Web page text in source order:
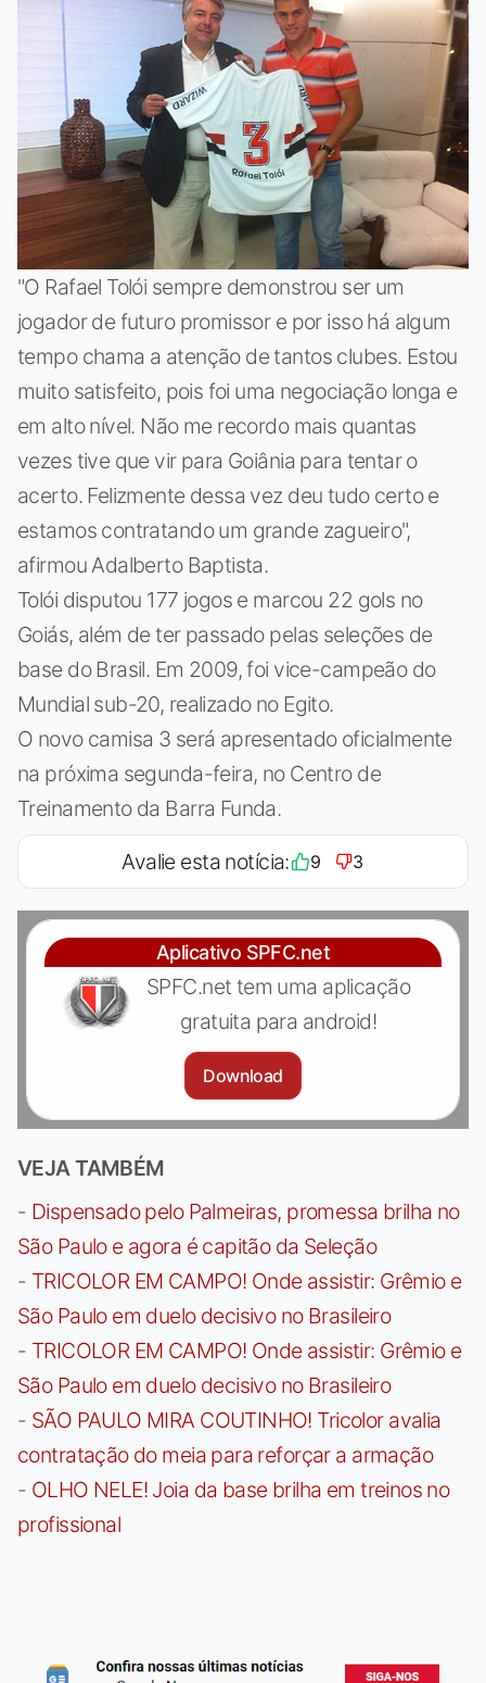
"O Rafael Tolói sempre demonstrou ser um
jogador de futuro promissor e por isso há algum
tempo chama a atenção de tantos clubes. Estou
muito satisfeito, pois foi uma negociação longa e
em alto nível. Não me recordo mais quantas
vezes tive que vir para Goiânia para tentar o
acerto. Felizmente dessa vez deu tudo certo e
estamos contratando um grande zagueiro",
afirmou Adalberto Baptista.
Tolói disputou 177 jogos e marcou 22 gols no
Goiás, além de ter passado pelas seleções de
base do Brasil. Em 2009, foi vice-campeão do
Mundial sub-20, realizado no Egito.
O novo camisa 3 será apresentado oficialmente
na próxima segunda-feira, no Centro de
Treinamento da Barra Funda.
Avalie esta notícia: 9 3
Aplicativo SPFC.net
SPFC.net tem uma aplicação
gratuita para android!
Download
VEJA TAMBÉM
- Dispensado pelo Palmeiras, promessa brilha no
São Paulo e agora é capitão da Seleção
- TRICOLOR EM CAMPO! Onde assistir: Grêmio e
São Paulo em duelo decisivo no Brasileiro
- TRICOLOR EM CAMPO! Onde assistir: Grêmio e
São Paulo em duelo decisivo no Brasileiro
- SÃO PAULO MIRA COUTINHO! Tricolor avalia
contratação do meia para reforçar a armação
- OLHO NELE! Joia da base brilha em treinos no
profissional